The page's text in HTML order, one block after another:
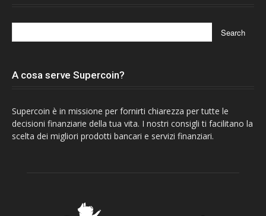
A cosa serve Supercoin?
Supercoin è in missione per fornirti chiarezza per tutte le
decisioni finanziarie della tua vita. I nostri consigli ti facilitano la
scelta dei migliori prodotti bancari e servizi finanziari.